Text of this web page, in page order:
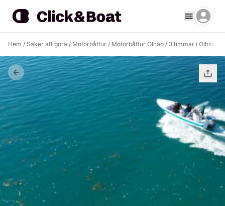
Hem / Saker att göra / Motorbåttur / Motorbåttur Olhão / 3 timmar i Olhão: